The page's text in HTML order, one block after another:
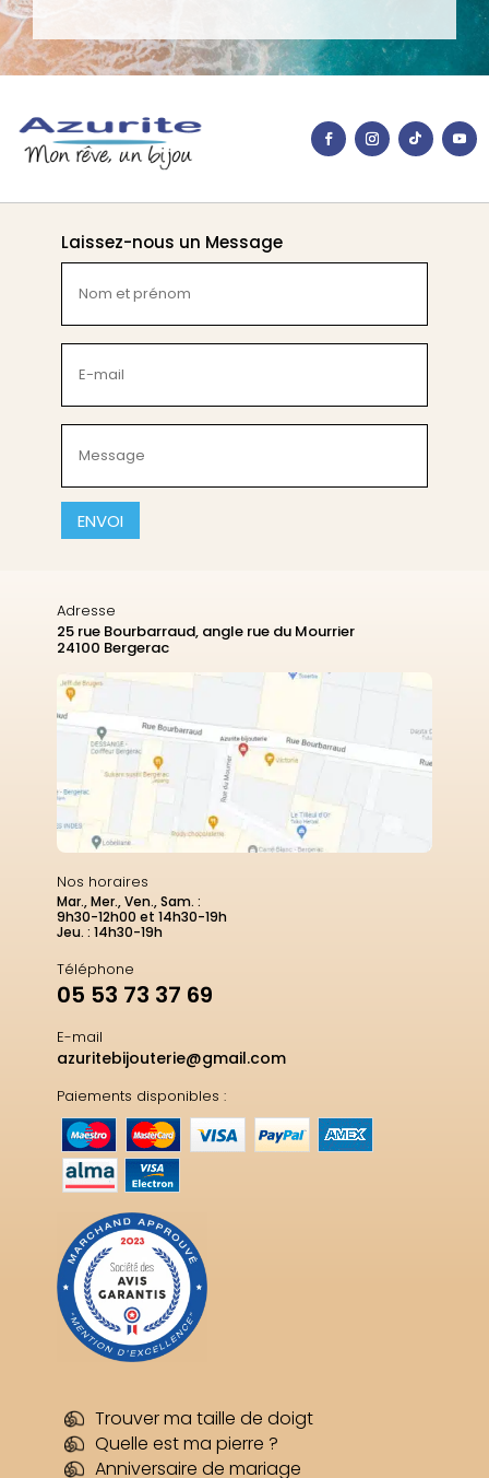
Laissez-nous un Message
et
prénom
(Nécessaire)
mail
(Nécessaire)
(Nécessaire)
CAPTCHA
Adresse
25 rue Bourbarraud, angle rue du Mourrier
24100 Bergerac
Nos horaires
Mar., Mer., Ven., Sam. :
9h30-12h00 et 14h30-19h
Jeu. : 14h30-19h
Téléphone
05 53 73 37 69
E-mail
azuritebijouterie@gmail.com
Paiements disponibles :
Trouver ma taille de doigt
Quelle est ma pierre ?
Anniversaire de mariage